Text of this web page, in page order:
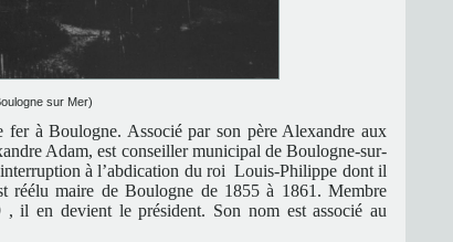
sur Mer)
à Boulogne. Associé par son père Alexandre aux
Adam, est conseiller municipal de Boulogne-sur-
à l’abdication du roi Louis-Philippe dont il
réélu maire de Boulogne de 1855 à 1861. Membre
il en devient le président. Son nom est associé au